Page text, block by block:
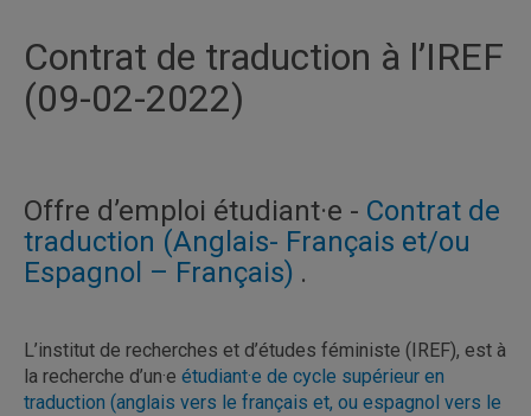
Contrat de traduction à l’IREF
(09-02-2022)
Offre d’emploi étudiant·e - Contrat de
traduction (Anglais- Français et/ou
Espagnol – Français) .
L’institut de recherches et d’études féministe (IREF), est à
la recherche d’un·e étudiant·e de cycle supérieur en
traduction (anglais vers le français et, ou espagnol vers le